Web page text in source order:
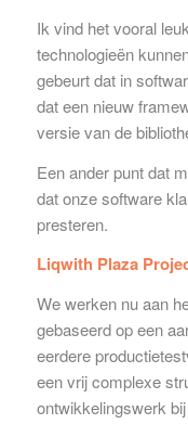
Ik vind het vooral
technologieën
gebeurt dat in
dat een nieuw
versie van de
Een ander punt dat
dat onze software
presteren.
Liqwith Plaza
We werken nu aan
gebaseerd op een
eerdere
een vrij complexe
ontwikkelingswerk